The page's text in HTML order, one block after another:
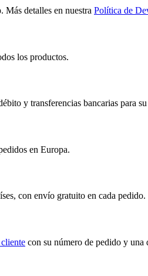
Más detalles en nuestra Política de
los productos.
y transferencias bancarias para
en Europa.
con envío gratuito en cada pedido.
con su número de pedido y una